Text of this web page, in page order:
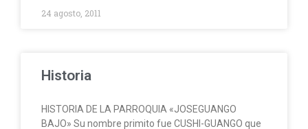
24 agosto, 2011
Historia
HISTORIA DE LA PARROQUIA «JOSEGUANGO
BAJO» Su nombre primito fue CUSHI-GUANGO que